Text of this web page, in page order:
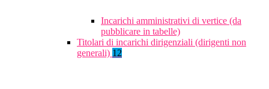
Incarichi amministrativi di vertice (da
pubblicare in tabelle)
Titolari di incarichi dirigenziali (dirigenti non
generali) 12